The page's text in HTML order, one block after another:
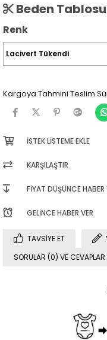
Beden Tablosu
Renk
Kargoya Tahmini Teslim
İSTEK LISTEME EKLE
KARŞILAŞTIR
FIYAT DÜŞÜNCE HABER
GELINCE HABER VER
TAVSIYE ET
SORULAR (0) VE